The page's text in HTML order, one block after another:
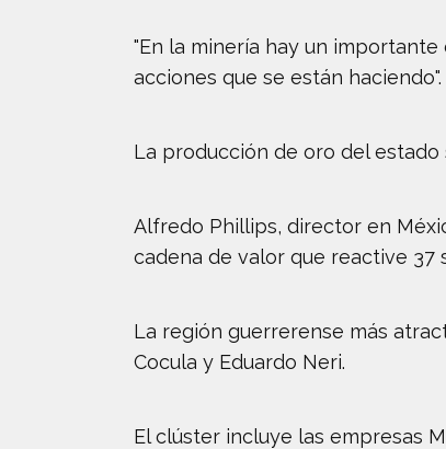
"En la minería hay un
acciones que se están haciendo".
La producción de oro del estado
Alfredo Phillips, director en
cadena de valor que reactive
La región guerrerense más
Cocula y Eduardo Neri.
El clúster incluye las empresas